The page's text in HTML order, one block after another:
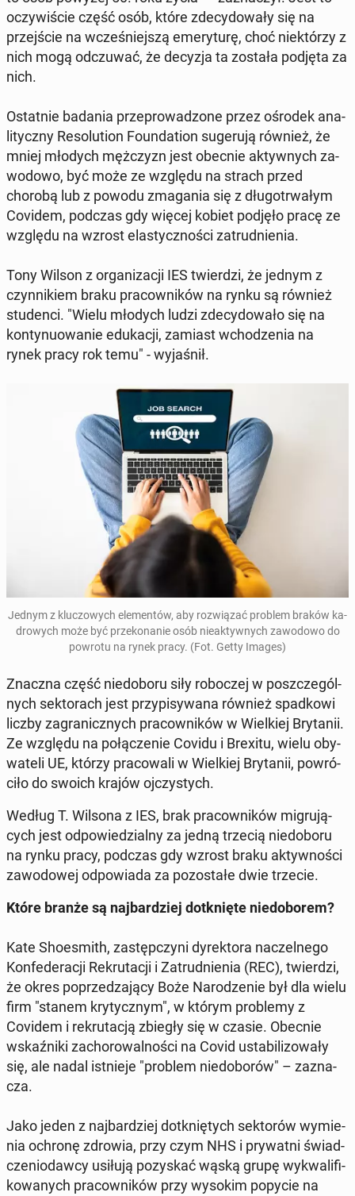
oczy­wi­ście część osób, które zde­cy­do­wa­ły się na
przej­ście na wcze­śniej­szą eme­ry­tu­rę, choć nie­któ­rzy z
nich mogą od­czu­wać, że decyzja ta została podjęta za
nich.
Ostat­nie badania prze­pro­wa­dzo­ne przez ośrodek ana­
li­tycz­ny Re­so­lu­tion Fo­un­da­tion su­ge­ru­ją również, że
mniej młodych męż­czyzn jest obecnie ak­tyw­nych za­
wo­do­wo, być może ze względu na strach przed
chorobą lub z powodu zma­ga­nia się z dłu­go­trwa­łym
Covidem, podczas gdy więcej kobiet podjęło pracę ze
względu na wzrost ela­stycz­no­ści za­trud­nie­nia.
Tony Wilson z or­ga­ni­za­cji IES twier­dzi, że jednym z
czyn­ni­kiem braku pra­cow­ni­ków na rynku są również
stu­den­ci. "Wielu młodych ludzi zde­cy­do­wa­ło się na
kon­ty­nu­owa­nie edu­ka­cji, zamiast wcho­dze­nia na
rynek pracy rok temu" - wy­ja­śnił.
Jednym z klu­czo­wych ele­men­tów, aby roz­wią­zać problem braków ka­
dro­wych może być prze­ko­na­nie osób nie­ak­tyw­nych za­wo­do­wo do
powrotu na rynek pracy. (Fot. Getty Images)
Znaczna część nie­do­bo­ru siły ro­bo­czej w po­szcze­gól­
nych sek­to­rach jest przy­pi­sy­wa­na również spad­ko­wi
liczby za­gra­nicz­nych pra­cow­ni­ków w Wiel­kiej Bry­ta­nii.
Ze względu na po­łą­cze­nie Covidu i Brexitu, wielu oby­
wa­te­li UE, którzy pra­co­wa­li w Wiel­kiej Bry­ta­nii, po­wró­
ci­ło do swoich krajów oj­czy­stych.
Według T. Wilsona z IES, brak pra­cow­ni­ków mi­gru­ją­
cych jest od­po­wie­dzial­ny za jedną trzecią nie­do­bo­ru
na rynku pracy, podczas gdy wzrost braku ak­tyw­no­ści
za­wo­do­wej od­po­wia­da za po­zo­sta­łe dwie trzecie.
Które branże są naj­bar­dziej do­tknię­te nie­do­bo­rem?
Kate Sho­esmith, za­stęp­czy­ni dy­rek­to­ra na­czel­ne­go
Kon­fe­de­ra­cji Re­kru­ta­cji i Za­trud­nie­nia (REC), twier­dzi,
że okres po­prze­dza­ją­cy Boże Na­ro­dze­nie był dla wielu
firm "stanem kry­tycz­nym", w którym pro­ble­my z
Covidem i re­kru­ta­cją zbiegły się w czasie. Obecnie
wskaź­ni­ki za­cho­ro­wal­no­ści na Covid usta­bi­li­zo­wa­ły
się, ale nadal ist­nie­je "problem nie­do­bo­rów" – za­zna­
cza.
Jako jeden z naj­bar­dziej do­tknię­tych sek­to­rów wy­mie­
nia ochronę zdrowia, przy czym NHS i pry­wat­ni świad­
cze­nio­daw­cy usiłują po­zy­skać wąską grupę wy­kwa­li­fi­
ko­wa­nych pra­cow­ni­ków przy wysokim popycie na